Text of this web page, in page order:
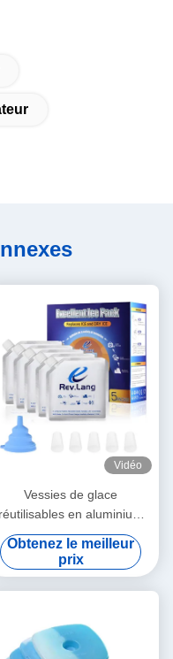
Vidéo
Vessies de glace
réutilisables en aluminium
pour des refroidisseurs
Obtenez le meilleur
prix